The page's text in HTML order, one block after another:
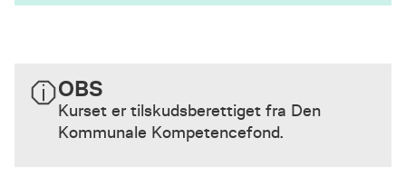
OBS
Kurset er tilskudsberettiget fra Den
Kommunale Kompetencefond.